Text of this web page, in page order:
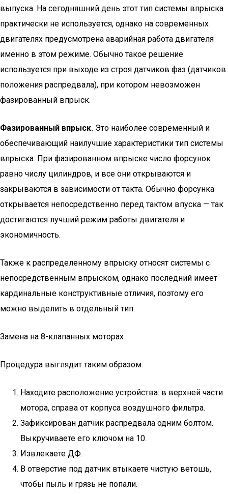
выпуска. На сегодняшний день этот тип системы впрыска
практически не используется, однако на современных
двигателях предусмотрена аварийная работа двигателя
именно в этом режиме. Обычно такое решение
используется при выходе из строя датчиков фаз (датчиков
положения распредвала), при котором невозможен
фазированный впрыск.
Фазированный впрыск. Это наиболее современный и
обеспечивающий наилучшие характеристики тип системы
впрыска. При фазированном впрыске число форсунок
равно числу цилиндров, и все они открываются и
закрываются в зависимости от такта. Обычно форсунка
открывается непосредственно перед тактом впуска — так
достигаются лучший режим работы двигателя и
экономичность.
Также к распределенному впрыску относят системы с
непосредственным впрыском, однако последний имеет
кардинальные конструктивные отличия, поэтому его
можно выделить в отдельный тип.
Замена на 8-клапанных моторах
Процедура выглядит таким образом:
Находите расположение устройства: в верхней части
мотора, справа от корпуса воздушного фильтра.
Зафиксирован датчик распредвала одним болтом.
Выкручиваете его ключом на 10.
Извлекаете ДФ.
В отверстие под датчик втыкаете чистую ветошь,
чтобы пыль и грязь не попали.